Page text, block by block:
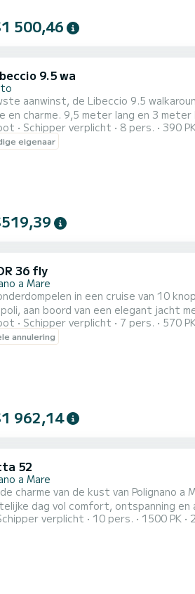
500,46
9.5 wa
aanwinst, de Libeccio 9.5
en charme. 9,5 meter lang en 3
tot zonnedek en een eettafel
zonnedek op de boeg. Tijdens de excursie varen we langs het historische centrum van Polignano a
Schipper verplicht 8 pers. 390
eigenaar
36 fly
a Mare
in een cruise van 10
aan boord van een elegant jacht
zullen onze kapitein en de
haltes: de majestueuze
Schipper verplicht 7 pers. 570
annulering
962,14
52
a Mare
charme van de kust van Polignano
vol comfort, ontspanning en adembenemende
unieke ervaring om het volgende te ontdekken: Grotta Palazzese: de
verplicht 10 pers. 1500 PK